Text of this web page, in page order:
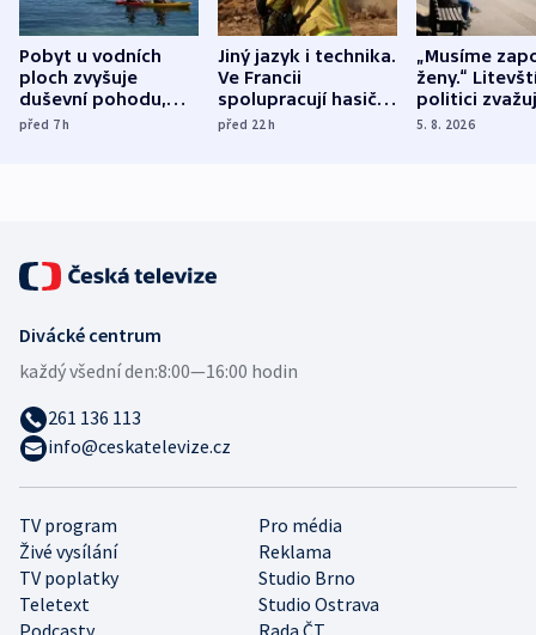
Pobyt u vodních
ploch zvyšuje
duševní pohodu,
ukázala
před 7h
Jiný jazyk i technika.
Ve Francii
spolupracují hasiči z
různých zemí
před 22h
„Musíme
ženy.“
politici
dohodu o
5. 8. 2026
TV program
Pro média
Živé vysílání
Reklama
TV poplatky
Studio Brno
Teletext
Studio Ostrava
Podcasty
Rada ČT
Divácké centrum
každý všední den:8:00—16:00 hodin
261 136 113
info@ceskatelevize.cz